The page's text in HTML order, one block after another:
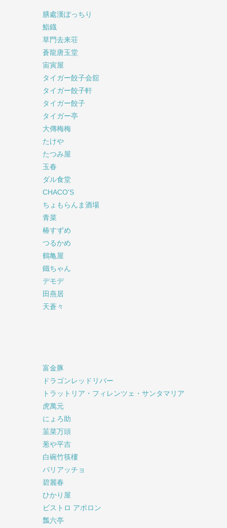
膳處漢ぽっちり
鮨鐡
草門去来荘
蒼龍唐玉堂
宙寅屋
タイガー餃子会舘
タイガー餃子軒
タイガー餃子
タイガー亭
大傳梅梅
たけや
たつみ屋
玉春
ダル食堂
CHACO'S
ちょもらんま酒場
青菜
椿すずめ
つるかめ
鶴亀屋
鐵ちゃん
デモデ
田燕居
天蒼々
富金豚
ドラゴンレッドリバー
トラットリア・フィレンツェ・サンタマリア
虎萬元
にょろ助
韮菜万頭
葱や平吉
白碗竹筷樓
パリアッチョ
碧麗春
ひかり屋
ビストロ アポロン
瓢六亭